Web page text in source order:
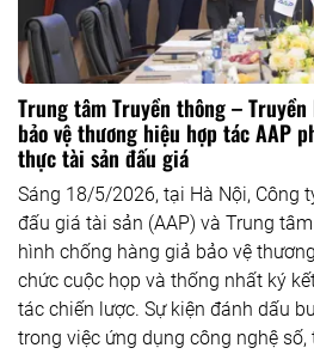
Trung tâm Truyền thông –
bảo vệ thương hiệu hợp tác AAP
thực tài sản đấu giá
Sáng 18/5/2026, tại Hà Nội, Công
đấu giá tài sản (AAP) và Trung
hình chống hàng giả bảo vệ
chức cuộc họp và thống nhất ký
tác chiến lược. Sự kiện đánh dấu
trong việc ứng dụng công nghệ